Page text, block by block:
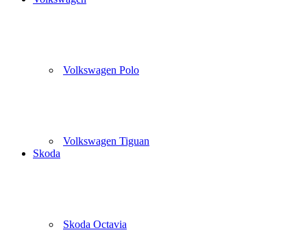
Volkswagen Polo
Volkswagen Tiguan
Skoda
Skoda Octavia